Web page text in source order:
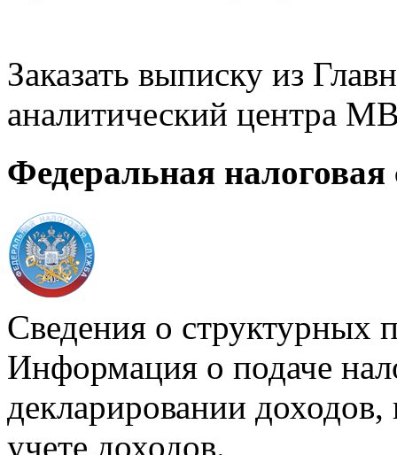
Заказать выписку из
аналитический центра
Федеральная налоговая
Сведения о структурных
Информация о подаче
декларировании доходов,
учете доходов.